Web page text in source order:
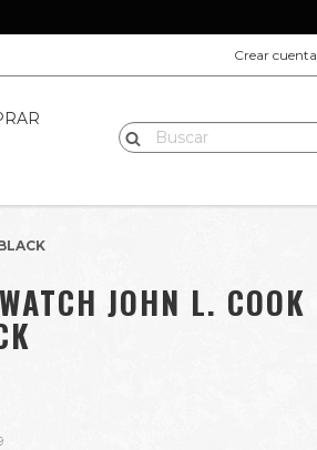
Crear cuenta
JOHN L. COOK